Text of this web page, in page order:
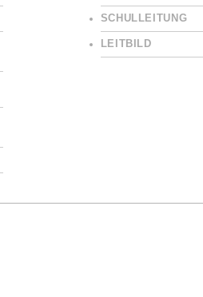
SCHULLEITUNG
LEITBILD